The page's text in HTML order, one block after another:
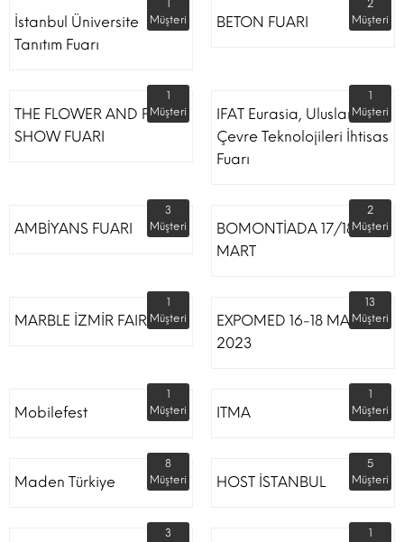
İstanbul Üniversite
Tanıtım Fuarı
1
Müşteri
BETON FUARI
2
Müşteri
THE FLOWER AND PLANT
SHOW FUARI
1
Müşteri
IFAT Eurasia, Uluslararası
Çevre Teknolojileri İhtisas
Fuarı
1
Müşteri
AMBİYANS FUARI
3
Müşteri
BOMONTİADA 17/18
MART
2
Müşteri
MARBLE İZMİR FAIR
1
Müşteri
EXPOMED 16-18 MART
2023
13
Müşteri
Mobilefest
1
Müşteri
ITMA
1
Müşteri
Maden Türkiye
8
Müşteri
HOST İSTANBUL
5
Müşteri
3
1